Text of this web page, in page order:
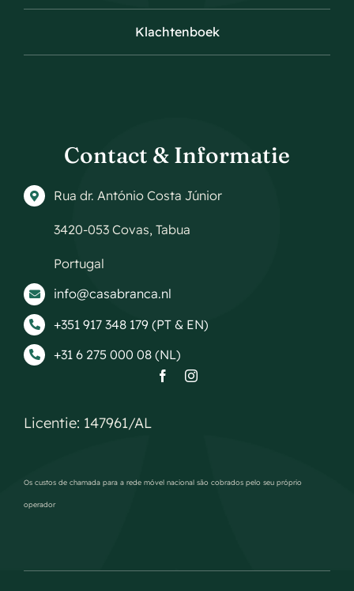
Klachtenboek
Contact & Informatie
Rua dr. António Costa Júnior
3420-053 Covas, Tabua
Portugal
info@casabranca.nl
+351 917 348 179 (PT & EN)
+31 6 275 000 08 (NL)
Licentie: 147961/AL
Os custos de chamada para a rede móvel nacional são cobrados pelo seu próprio
operador